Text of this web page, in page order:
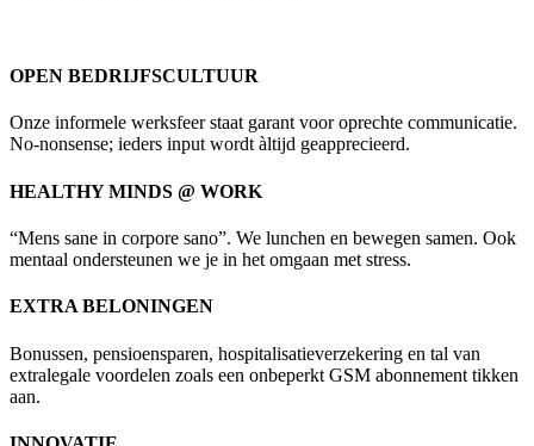
OPEN BEDRIJFSCULTUUR
Onze informele werksfeer staat garant voor oprechte communicatie.
No-nonsense; ieders input wordt àltijd geapprecieerd.
HEALTHY MINDS @ WORK
“Mens sane in corpore sano”. We lunchen en bewegen samen. Ook
mentaal ondersteunen we je in het omgaan met stress.
EXTRA BELONINGEN
Bonussen, pensioensparen, hospitalisatieverzekering en tal van
extralegale voordelen zoals een onbeperkt GSM abonnement tikken
aan.